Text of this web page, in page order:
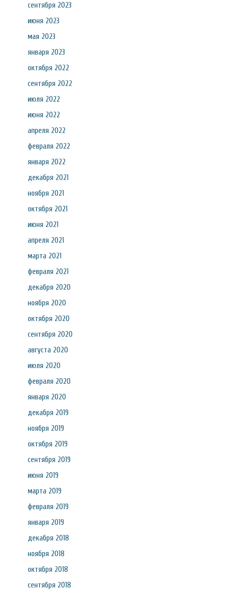
сентября 2023
июня 2023
мая 2023
января 2023
октября 2022
сентября 2022
июля 2022
июня 2022
апреля 2022
февраля 2022
января 2022
декабря 2021
ноября 2021
октября 2021
июня 2021
апреля 2021
марта 2021
февраля 2021
декабря 2020
ноября 2020
октября 2020
сентября 2020
августа 2020
июля 2020
февраля 2020
января 2020
декабря 2019
ноября 2019
октября 2019
сентября 2019
июня 2019
марта 2019
февраля 2019
января 2019
декабря 2018
ноября 2018
октября 2018
сентября 2018